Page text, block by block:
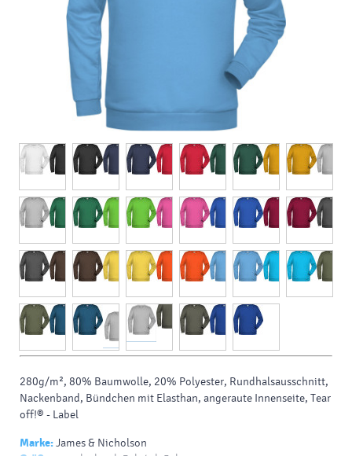
280g/m², 80% Baumwolle, 20% Polyester, Rundhalsausschnitt,
Nackenband, Bündchen mit Elasthan, angeraute Innenseite, Tear
off!® - Label
Marke:James & Nicholson